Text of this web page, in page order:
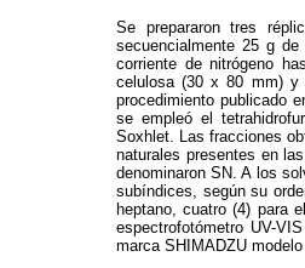
Se prepararon tres
secuencialmente 25 g
corriente de nitrógeno
celulosa (30 x 80 mm) y
procedimiento publicado
se empleó el
Soxhlet. Las fracciones
naturales presentes en
denominaron SN. A los
subíndices, según su
heptano, cuatro (4) para
espectrofotómetro UV-
marca SHIMADZU